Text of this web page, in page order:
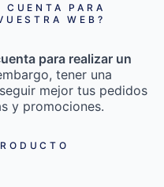
CUENTA PARA
WEB?
para realizar un
tener una
mejor tus pedidos
y promociones.